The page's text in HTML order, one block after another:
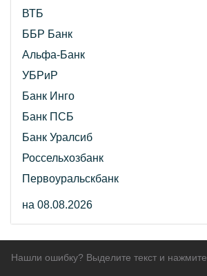
ВТБ
ББР Банк
Альфа-Банк
УБРиР
Банк Инго
Банк ПСБ
Банк Уралсиб
Россельхозбанк
Первоуральскбанк
на 08.08.2026
Нашли ошибку? Выделите текст и нажмите